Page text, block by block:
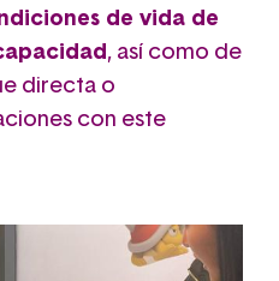
de vida de
, así como de
directa o
con este